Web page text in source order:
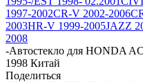
1997-2002CR-V 2002-2006
2003HR-V 1999-2005JAZZ
2008
-Автостекло для HONDA
1998 Китай
Поделиться